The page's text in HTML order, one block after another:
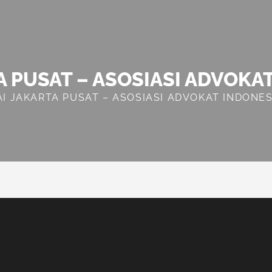
PUSAT – ASOSIASI
JAKARTA PUSAT – ASOSIASI ADVOKAT